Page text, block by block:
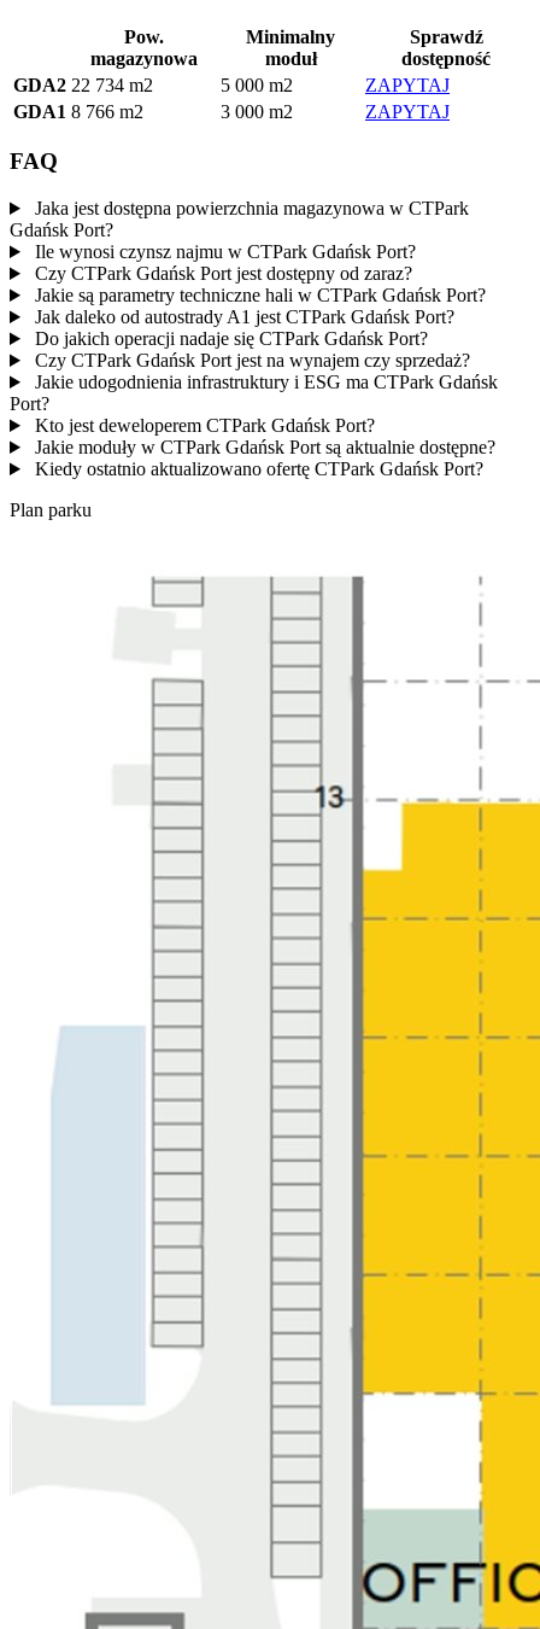
Pow.
magazynowa
Minimalny
moduł
Sprawdź
dostępność
GDA2 22 734 m2 5 000 m2
ZAPYTAJ
GDA1 8 766 m2 3 000 m2 ZAPYTAJ
FAQ
Jaka jest dostępna powierzchnia magazynowa w CTPark
Gdańsk Port?
Ile wynosi czynsz najmu w CTPark Gdańsk Port?
Czy CTPark Gdańsk Port jest dostępny od zaraz?
Jakie są parametry techniczne hali w CTPark Gdańsk Port?
Jak daleko od autostrady A1 jest CTPark Gdańsk Port?
Do jakich operacji nadaje się CTPark Gdańsk Port?
Czy CTPark Gdańsk Port jest na wynajem czy sprzedaż?
Jakie udogodnienia infrastruktury i ESG ma CTPark Gdańsk
Port?
Kto jest deweloperem CTPark Gdańsk Port?
Jakie moduły w CTPark Gdańsk Port są aktualnie dostępne?
Kiedy ostatnio aktualizowano ofertę CTPark Gdańsk Port?
Plan parku